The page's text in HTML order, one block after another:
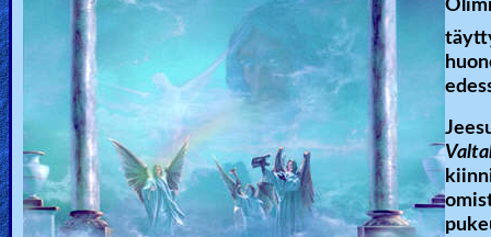
Bible
Movies
Gospel
Videos